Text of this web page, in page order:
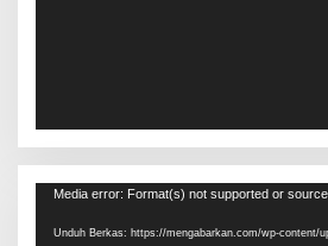
Pemutar
Media error: Format(s) not supported or
Unduh Berkas: https://mengabarkan.com/wp-content/